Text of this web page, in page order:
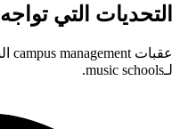
التحديات التي تواجه Music Schools
لـmusic schools.